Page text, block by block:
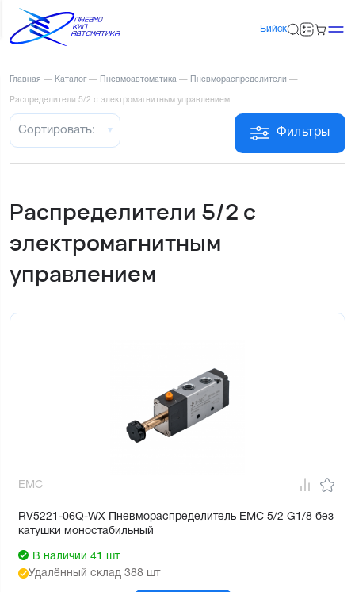
Бийск
Главная — Каталог — Пневмоавтоматика — Пневмораспределители —
Распределители 5/2 с электромагнитным управлением
Фильтры
Сортировать:
Распределители 5/2 с
электромагнитным
управлением
EMC
RV5221-06Q-WX Пневмораспределитель EMC 5/2 G1/8 без
катушки моностабильный
В наличии 41 шт
Удалённый склад 388 шт